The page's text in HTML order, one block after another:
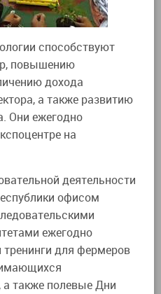
способствуют
повышению
дохода
а также развитию
Они ежегодно
на
деятельности
офисом
ежегодно
для фермеров
также полевые Дни